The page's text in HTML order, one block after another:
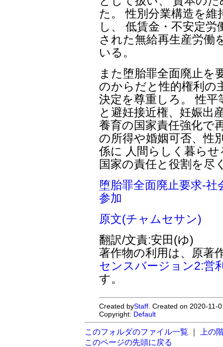
た。 性別分業構造を
し、 低賃金・不安定
された無給再生産労働
いる。
また堕胎罪全面廃止を
のからだと性的権利の
決定を尊重しろ。 性平
と避妊接近権、妊娠出
養育の国家責任強化で
の所得や婚姻可否、性
係に 人間らしく暮ら
国家の責任と役割を尽
堕胎罪全面廃止要求-
参加
原文(チャムセサン)
翻訳/文責:安田(ゆ)
著作物の利用は、原著
センスバージョン2:営
す。
Created byStaff. Created on 2020-11-
Copyright: Default
このフォルダのファイル一覧
上の
このページの先頭に戻る